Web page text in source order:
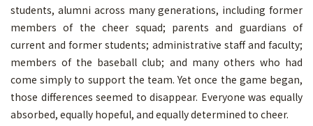
students, alumni across many generations, including former
members of the cheer squad; parents and guardians of
current and former students; administrative staff and faculty;
members of the baseball club; and many others who had
come simply to support the team. Yet once the game began,
those differences seemed to disappear. Everyone was equally
absorbed, equally hopeful, and equally determined to cheer.